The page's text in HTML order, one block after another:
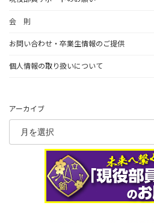
会 則
お問い合わせ・卒業生情報のご提供
個人情報の取り扱いについて
アーカイブ